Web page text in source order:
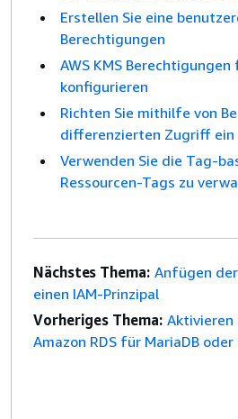
Erstellen Sie eine
Berechtigungen
AWS KMS
konfigurieren
Richten Sie mithilfe von
differenzierten Zugriff ein
Verwenden Sie die Tag-
Ressourcen-Tags zu
Nächstes Thema: Anfügen
einen IAM-Prinzipal
Vorheriges Thema: Aktivieren
Amazon RDS für MariaDB oder